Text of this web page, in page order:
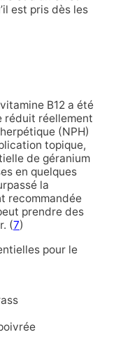
est pris dès les
B12 a été
réduit réellement
(NPH)
topique,
de géranium
en quelques
la
recommandée
prendre des
(7)
pour le